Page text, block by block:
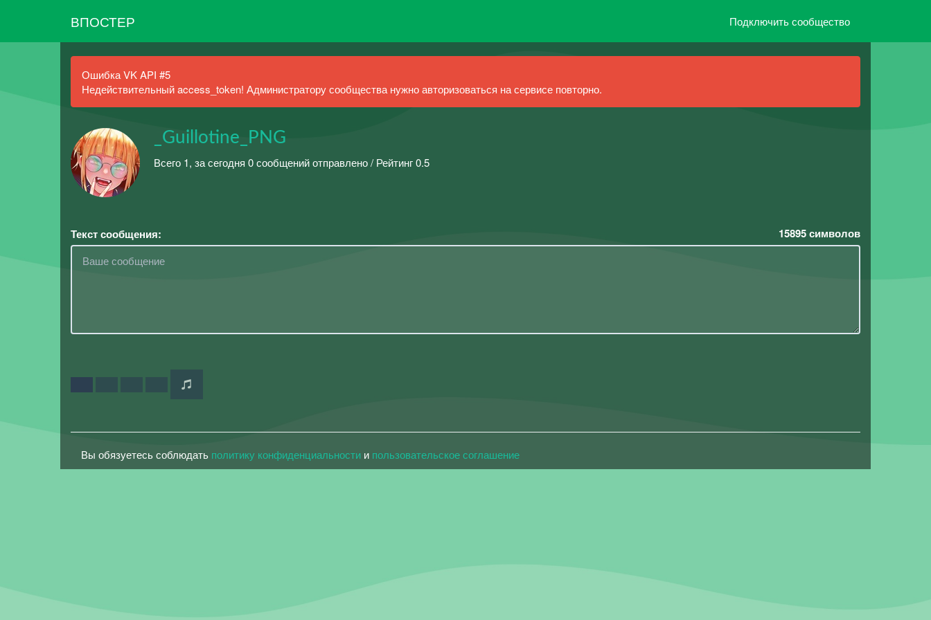
ВПОСТЕР Подключить сообщество
Ошибка VK API #5
Недействительный access_token! Администратору сообщества нужно авторизоваться на сервисе повторно.
_Guillotine_PNG
Всего 1, за сегодня 0 сообщений отправлено / Рейтинг 0.5
Текст сообщения: 15895символов
Вы обязуетесь соблюдать политику конфиденциальности и пользовательское соглашение